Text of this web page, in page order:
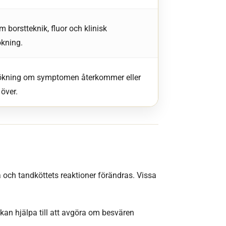
borstteknik, fluor och klinisk
om symptomen återkommer eller
tandköttets reaktioner förändras. Vissa
hjälpa till att avgöra om besvären